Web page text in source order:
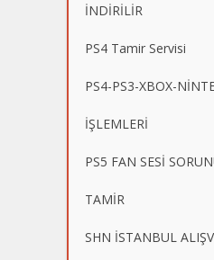
İNDİRİLİR
PS4 Tamir Servisi
PS4-PS3-XBOX-
İŞLEMLERİ
PS5 FAN SESİ
TAMİR
SHN İSTANBUL